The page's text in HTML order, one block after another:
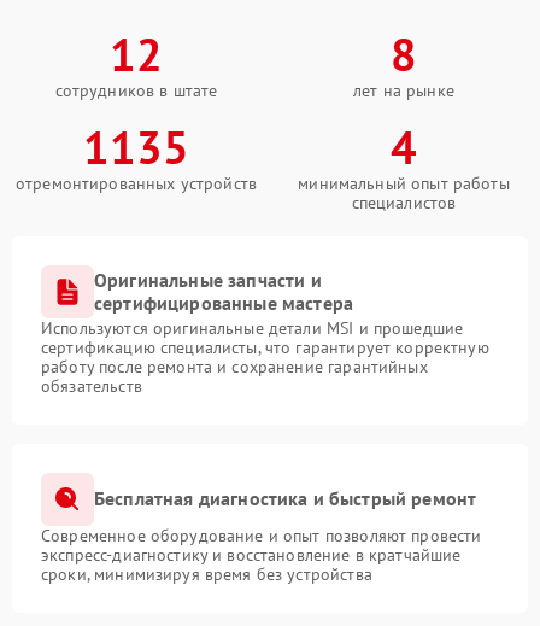
12
сотрудников в штате
8
лет на рынке
1135
отремонтированных устройств
4
минимальный опыт работы
специалистов
Оригинальные запчасти и
сертифицированные мастера
Используются оригинальные детали MSI и прошедшие
сертификацию специалисты, что гарантирует корректную
работу после ремонта и сохранение гарантийных
обязательств
Бесплатная диагностика и быстрый ремонт
Современное оборудование и опыт позволяют провести
экспресс-диагностику и восстановление в кратчайшие
сроки, минимизируя время без устройства